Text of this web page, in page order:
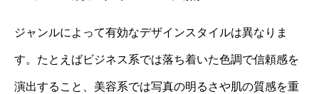
ジャンルによって有効なデザインスタイルは異なりま
す。たとえばビジネス系では落ち着いた色調で信頼感を
演出すること、美容系では写真の明るさや肌の質感を重